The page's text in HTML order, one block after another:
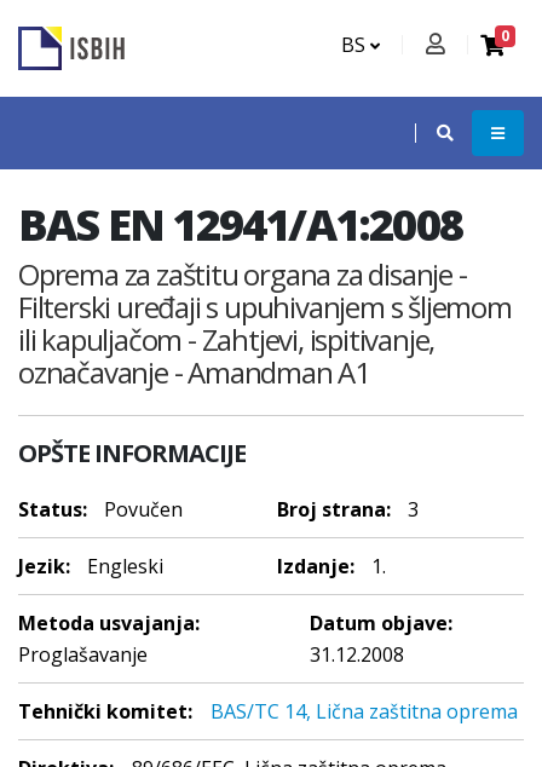
BS 0
BAS EN 12941/A1:2008
Oprema za zaštitu organa za disanje -
Filterski uređaji s upuhivanjem s šljemom
ili kapuljačom - Zahtjevi, ispitivanje,
označavanje - Amandman A1
OPŠTE INFORMACIJE
Status: Povučen Broj strana: 3
Jezik: Engleski Izdanje: 1.
Metoda usvajanja:
Proglašavanje
Datum objave:
31.12.2008
Tehnički komitet: BAS/TC 14, Lična zaštitna oprema